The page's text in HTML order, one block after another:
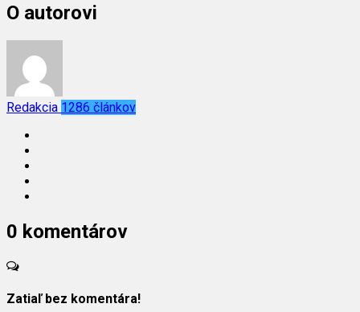
O autorovi
Redakcia 1286 článkov
0 komentárov
Zatiaľ bez komentára!